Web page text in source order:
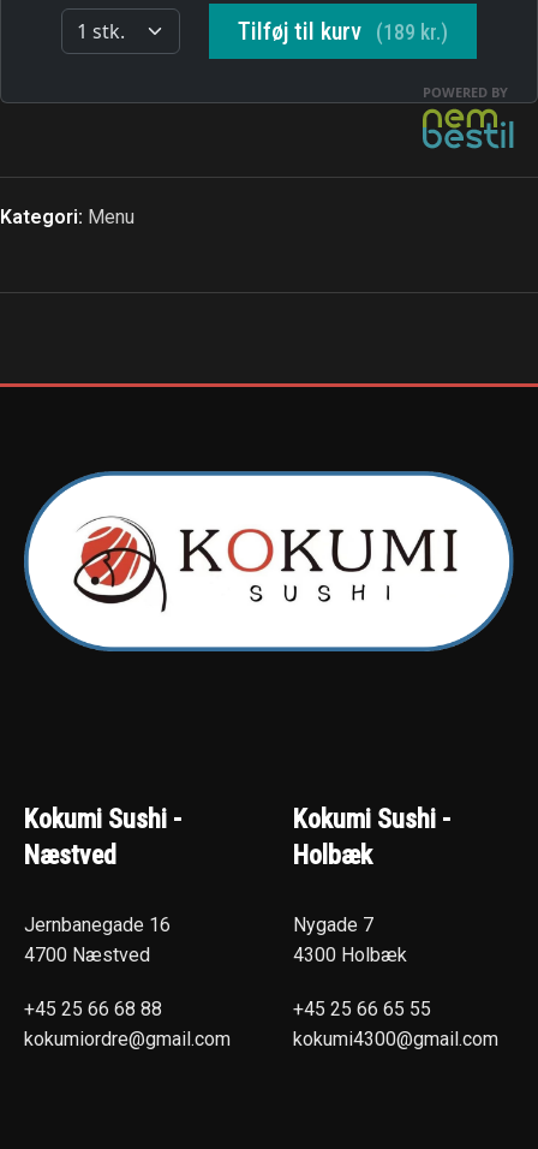
Kategori: Menu
Kokumi Sushi -
Næstved
Jernbanegade 16
4700 Næstved
+45 25 66 68 88
kokumiordre@gmail.com
Kokumi Sushi -
Holbæk
Nygade 7
4300 Holbæk
+45 25 66 65 55
kokumi4300@gmail.com